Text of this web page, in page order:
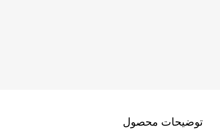
توضیحات محصول